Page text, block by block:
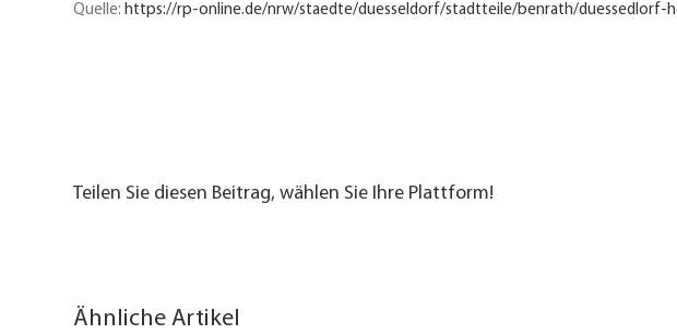
Quelle: https://rp-online.de/nrw/staedte/duesseldorf/stadtteile/benrath/duessedlorf-
Teilen Sie diesen Beitrag, wählen Sie Ihre Plattform!
Ähnliche Artikel